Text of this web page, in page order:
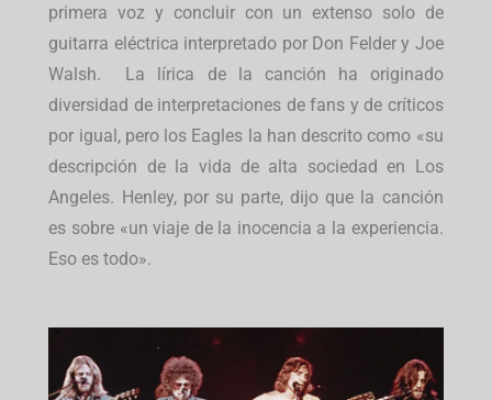
primera voz y concluir con un extenso solo de
guitarra eléctrica interpretado por Don Felder y Joe
Walsh. La lírica de la canción ha originado
diversidad de interpretaciones de fans y de críticos
por igual, pero los Eagles la han descrito como «su
descripción de la vida de alta sociedad en Los
Angeles. Henley, por su parte, dijo que la canción
es sobre «un viaje de la inocencia a la experiencia.
Eso es todo».